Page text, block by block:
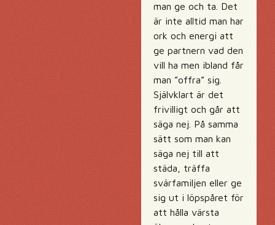
man ge och ta. Det
är inte alltid man har
ork och energi att
ge partnern vad den
vill ha men ibland får
man ”offra” sig.
Självklart är det
frivilligt och går att
säga nej. På samma
sätt som man kan
säga nej till att
städa, träffa
svärfamiljen eller ge
sig ut i löpspåret för
att hålla värsta